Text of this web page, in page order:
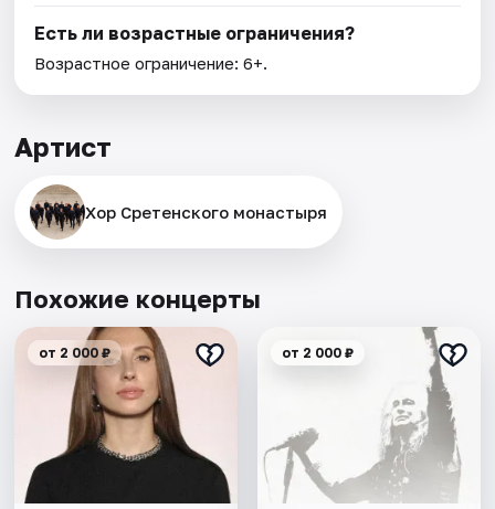
Есть ли возрастные ограничения?
Возрастное ограничение: 6+.
Артист
Хор Сретенского монастыря
Похожие концерты
от 2 000 ₽ от 2 000 ₽